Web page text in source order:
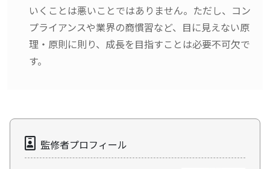
いくことは悪いことではありません。ただし、コン
プライアンスや業界の商慣習など、目に見えない原
理・原則に則り、成長を目指すことは必要不可欠で
す。
監修者プロフィール